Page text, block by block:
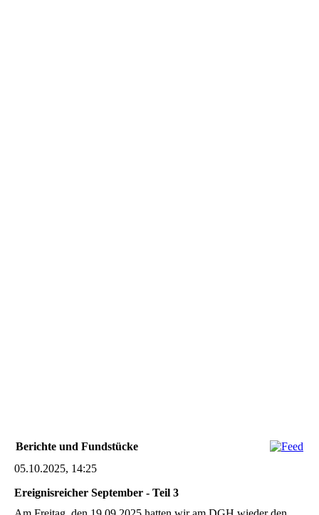
Berichte und Fundstücke
05.10.2025, 14:25
Ereignisreicher September - Teil 3